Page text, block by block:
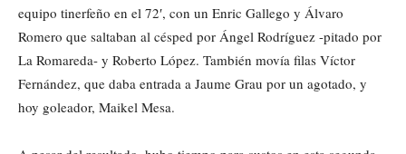
equipo tinerfeño en el 72′, con un Enric Gallego y Álvaro
Romero que saltaban al césped por Ángel Rodríguez -pitado por
La Romareda- y Roberto López. También movía filas Víctor
Fernández, que daba entrada a Jaume Grau por un agotado, y
hoy goleador, Maikel Mesa.